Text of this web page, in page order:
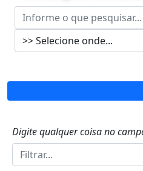
Digite qualquer coisa no